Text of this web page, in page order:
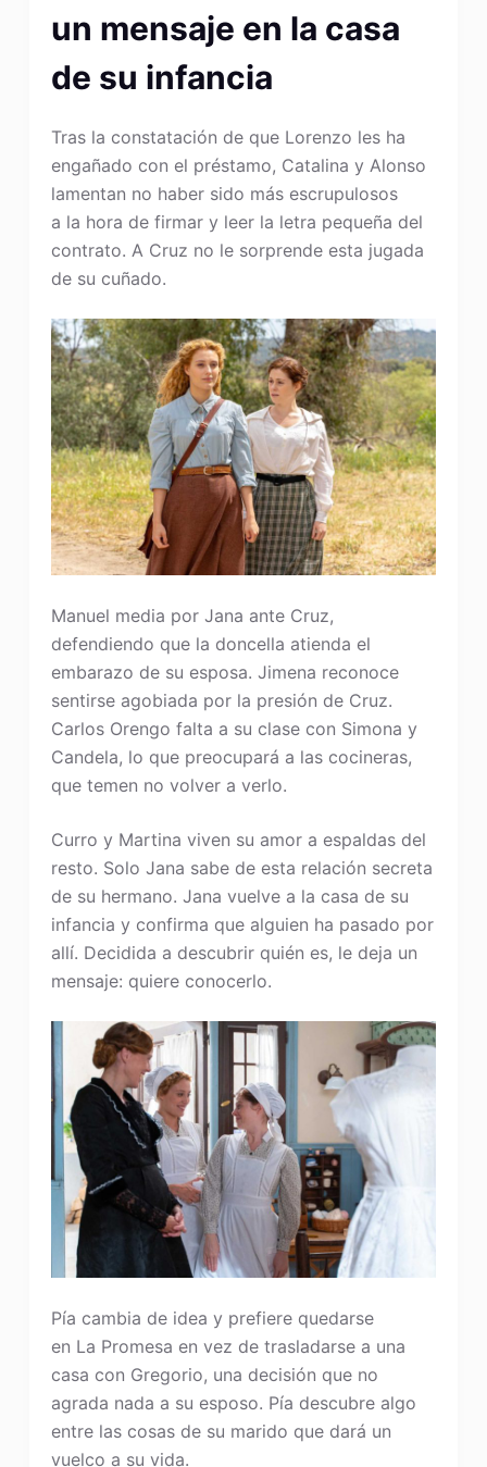
un mensaje en la casa
de su infancia
Tras la constatación de que Lorenzo les ha
engañado con el préstamo, Catalina y Alonso
lamentan no haber sido más escrupulosos
a la hora de firmar y leer la letra pequeña del
contrato. A Cruz no le sorprende esta jugada
de su cuñado.
Manuel media por Jana ante Cruz,
defendiendo que la doncella atienda el
embarazo de su esposa. Jimena reconoce
sentirse agobiada por la presión de Cruz.
Carlos Orengo falta a su clase con Simona y
Candela, lo que preocupará a las cocineras,
que temen no volver a verlo.
Curro y Martina viven su amor a espaldas del
resto. Solo Jana sabe de esta relación secreta
de su hermano. Jana vuelve a la casa de su
infancia y confirma que alguien ha pasado por
allí. Decidida a descubrir quién es, le deja un
mensaje: quiere conocerlo.
Pía cambia de idea y prefiere quedarse
en La Promesa en vez de trasladarse a una
casa con Gregorio, una decisión que no
agrada nada a su esposo. Pía descubre algo
entre las cosas de su marido que dará un
vuelco a su vida.